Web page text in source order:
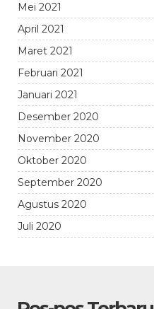
Mei 2021
April 2021
Maret 2021
Februari 2021
Januari 2021
Desember 2020
November 2020
Oktober 2020
September 2020
Agustus 2020
Juli 2020